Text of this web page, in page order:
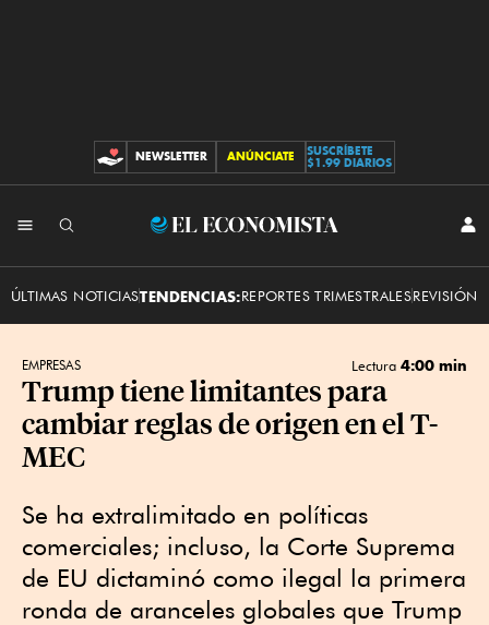
CONTRIBUCIONES
NEWSLETTER ANÚNCIATE
SUSCRÍBETE
$1.99 DIARIOS
El
ÚLTIMAS NOTICIASTENDENCIAS:REPORTES TRIMESTRALESREVISIÓN
EMPRESAS Lectura 4:00 min
Trump tiene limitantes para
cambiar reglas de origen en el T-
MEC
Se ha extralimitado en políticas
comerciales; incluso, la Corte Suprema
de EU dictaminó como ilegal la primera
ronda de aranceles globales que Trump